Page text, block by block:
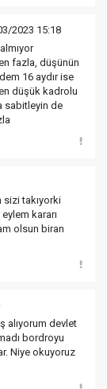
2023 15:18
fazla, düşünün
16 aydır ise
düşük kadrolu
sabitleyin de
takıyorki
kararı
olsun biran
alıyorum devlet
bordroyu
Niye okuyoruz